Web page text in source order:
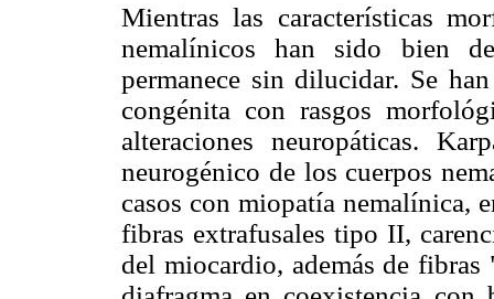
Mientras las características
nemalínicos han sido bien
permanece sin dilucidar. Se
congénita con rasgos
alteraciones neuropáticas.
neurogénico de los cuerpos
casos con miopatía nemalínica,
fibras extrafusales tipo II,
del miocardio, además de